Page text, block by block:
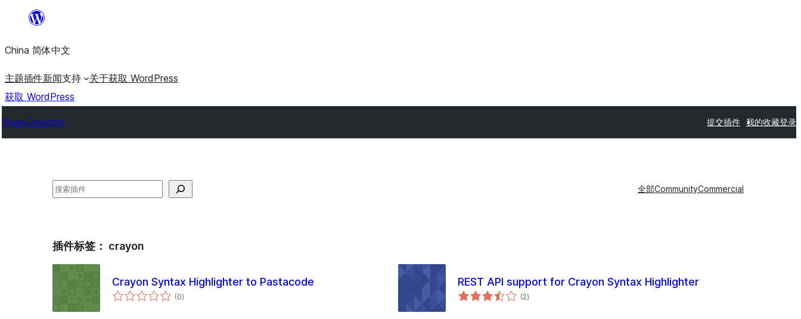
内
容
China 简体中文
主题插件新闻支持 关于获取 WordPress
获取 WordPress
Plugin Directory 提交插件 我的收藏登录
搜
全部CommunityCommercial
插件标签： crayon
Crayon Syntax Highlighter to Pastacode
(0总
评)
REST API support for Crayon Syntax Highlighter
(2总
评)